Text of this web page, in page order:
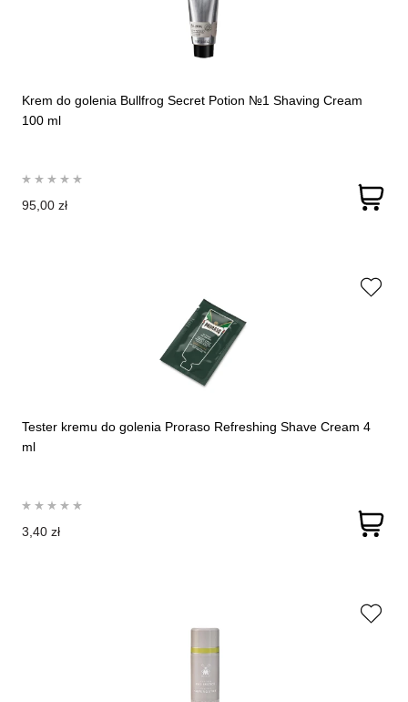
Krem do golenia Bullfrog Secret Potion №1 Shaving Cream
100 ml
95,00 zł
Tester kremu do golenia Proraso Refreshing Shave Cream 4
ml
3,40 zł